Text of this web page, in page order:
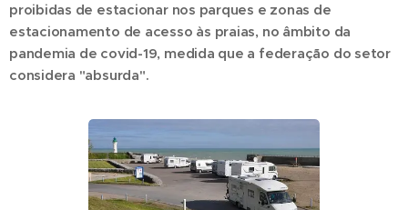
proibidas de estacionar nos parques e zonas de
estacionamento de acesso às praias, no âmbito da
pandemia de covid-19, medida que a federação do setor
considera "absurda".